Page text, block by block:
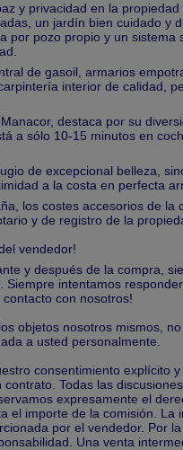
y privacidad en la
un jardín bien cuidado y
por pozo propio y un sistema
de gasoil, armarios
interior de calidad,
destaca por su
a sólo 10-15 minutos en
de excepcional belleza,
a la costa en perfecta
los costes accesorios de la
y de registro de la
vendedor!
y después de la compra,
intentamos
con nosotros!
objetos nosotros mismos,
a usted personalmente.
consentimiento explícito
Todas las
expresamente el
el importe de la comisión. La
por el vendedor. Por
Una venta